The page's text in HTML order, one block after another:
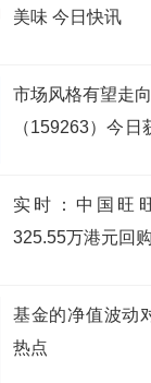
美味 今日快讯
市场风格有望走
（159263）今
实时：中国旺
325.55万港元回
基金的净值波动
热点